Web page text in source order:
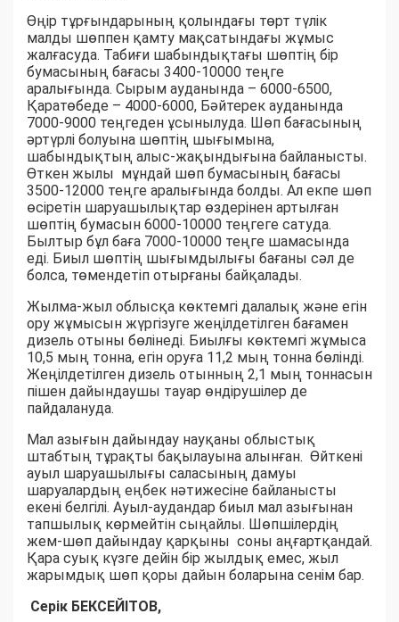
Өңір тұрғындарының қолындағы төрт түлік
малды шөппен қамту мақсатындағы жұмыс
жалғасуда. Табиғи шабындықтағы шөптің бір
бумасының бағасы 3400-10000 теңге
аралығында. Сырым ауданында – 6000-6500,
Қаратөбеде – 4000-6000, Бәйтерек ауданында
7000-9000 теңгеден ұсынылуда. Шөп бағасының
әртүрлі болуына шөптің шығымына,
шабындықтың алыс-жақындығына байланысты.
Өткен жылы мұндай шөп бумасының бағасы
3500-12000 теңге аралығында болды. Ал екпе шөп
өсіретін шаруашылықтар өздерінен артылған
шөптің бумасын 6000-10000 теңгеге сатуда.
Былтыр бұл баға 7000-10000 теңге шамасында
еді. Биыл шөптің шығымдылығы бағаны сәл де
болса, төмендетіп отырғаны байқалады.
Жылма-жыл облысқа көктемгі далалық және егін
ору жұмысын жүргізуге жеңілдетілген бағамен
дизель отыны бөлінеді. Биылғы көктемгі жұмыса
10,5 мың тонна, егін оруға 11,2 мың тонна бөлінді.
Жеңілдетілген дизель отынның 2,1 мың тоннасын
пішен дайындаушы тауар өндірушілер де
пайдалануда.
Мал азығын дайындау науқаны облыстық
штабтың тұрақты бақылауына алынған. Өйткені
ауыл шаруашылығы саласының дамуы
шаруалардың еңбек нәтижесіне байланысты
екені белгілі. Ауыл-аудандар биыл мал азығынан
тапшылық көрмейтін сыңайлы. Шөпшілердің
жем-шөп дайындау қарқыны соны аңғартқандай.
Қара суық күзге дейін бір жылдық емес, жыл
жарымдық шөп қоры дайын боларына сенім бар.
Серік БЕКСЕЙІТОВ,